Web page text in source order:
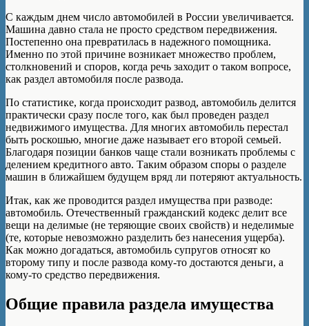
С каждым днем число автомобилей в России увеличивается.
Машина давно стала не просто средством передвижения.
Постепенно она превратилась в надежного помощника.
Именно по этой причине возникает множество проблем,
столкновений и споров, когда речь заходит о таком вопросе,
как раздел автомобиля после развода.
По статистике, когда происходит развод, автомобиль делится
практически сразу после того, как был проведен раздел
недвижимого имущества. Для многих автомобиль перестал
быть роскошью, многие даже называет его второй семьей.
Благодаря позиции банков чаще стали возникать проблемы с
делением кредитного авто. Таким образом споры о разделе
машин в ближайшем будущем вряд ли потеряют актуальность.
Итак, как же проводится раздел имущества при разводе:
автомобиль. Отечественный гражданский кодекс делит все
вещи на делимые (не теряющие своих свойств) и неделимые
(те, которые невозможно разделить без нанесения ущерба).
Как можно догадаться, автомобиль супругов относят ко
второму типу и после развода кому-то достаются деньги, а
кому-то средство передвижения.
Общие правила раздела имущества